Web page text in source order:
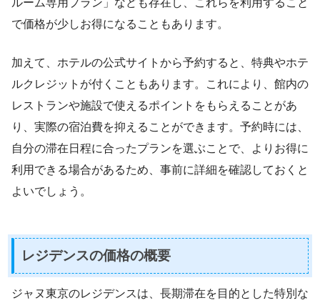
で価格が少しお得になることもあります。
加えて、ホテルの公式サイトから予約すると、特典やホテ
ルクレジットが付くこともあります。これにより、館内の
レストランや施設で使えるポイントをもらえることがあ
り、実際の宿泊費を抑えることができます。予約時には、
自分の滞在日程に合ったプランを選ぶことで、よりお得に
利用できる場合があるため、事前に詳細を確認しておくと
よいでしょう。
レジデンスの価格の概要
ジャヌ東京のレジデンスは、長期滞在を目的とした特別な